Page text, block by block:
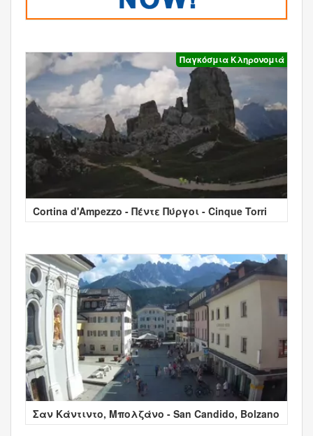
Παγκόσμια Κληρονομιά
Cortina d'Ampezzo - Πέντε Πύργοι - Cinque Torri
Σαν Κάντιντο, Μπολζάνο - San Candido, Bolzano